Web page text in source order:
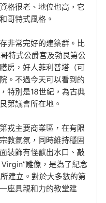
格很老、地位也高，它
哥特式風格。
非常完好的建築群。比
特式公爵宮及勃艮第公
房，好人菲利普塔（可
。不過今天可以看到的
特別是18世紀，為古典
第議會所在地。
戎主要商業區，在有限
教氣氛，同時維持穩固
裝飾有怪獸出水口、敲
雕像，是為了紀念
建立。對於大多數的第
座具親和力的教堂建